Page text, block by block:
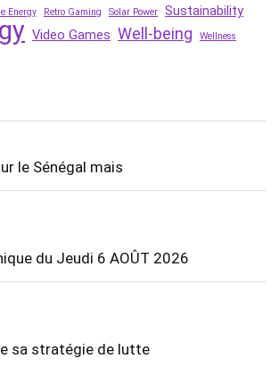
Energy Retro Gaming Solar Power Sustainability
Video Games Well-being Wellness
le Sénégal mais
du Jeudi 6 AOÛT 2026
sa stratégie de lutte